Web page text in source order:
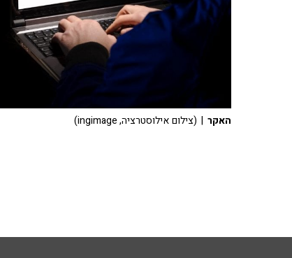
האקר | (צילום אילוסטרציה, ingimage)